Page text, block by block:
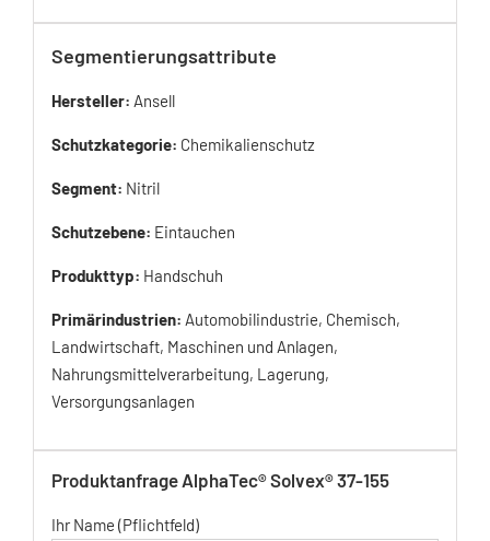
Segmentierungsattribute
Hersteller: Ansell
Schutzkategorie: Chemikalienschutz
Segment: Nitril
Schutzebene: Eintauchen
Produkttyp: Handschuh
Primärindustrien: Automobilindustrie, Chemisch,
Landwirtschaft, Maschinen und Anlagen,
Nahrungsmittelverarbeitung, Lagerung,
Versorgungsanlagen
Produktanfrage AlphaTec® Solvex® 37-155
Ihr Name (Pflichtfeld)